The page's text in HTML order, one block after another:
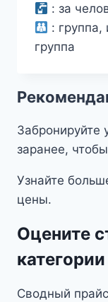
0
из
5
: за
:
группа
Забронируйте
заранее,
Узнайте
цены.
Оцените
Сводный